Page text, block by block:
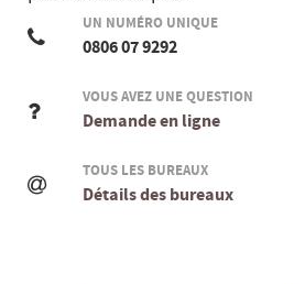
UN NUMÉRO UNIQUE
0806 07 9292
VOUS AVEZ UNE QUESTION
Demande en ligne
TOUS LES BUREAUX
Détails des bureaux